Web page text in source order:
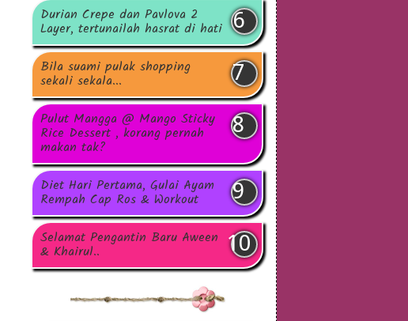
Durian Crepe dan Pavlova 2
Layer, tertunailah hasrat di hati
Bila suami pulak shopping
sekali sekala...
Pulut Mangga @ Mango Sticky
Rice Dessert , korang pernah
makan tak?
Diet Hari Pertama, Gulai Ayam
Rempah Cap Ros & Workout
Selamat Pengantin Baru Aween
& Khairul..